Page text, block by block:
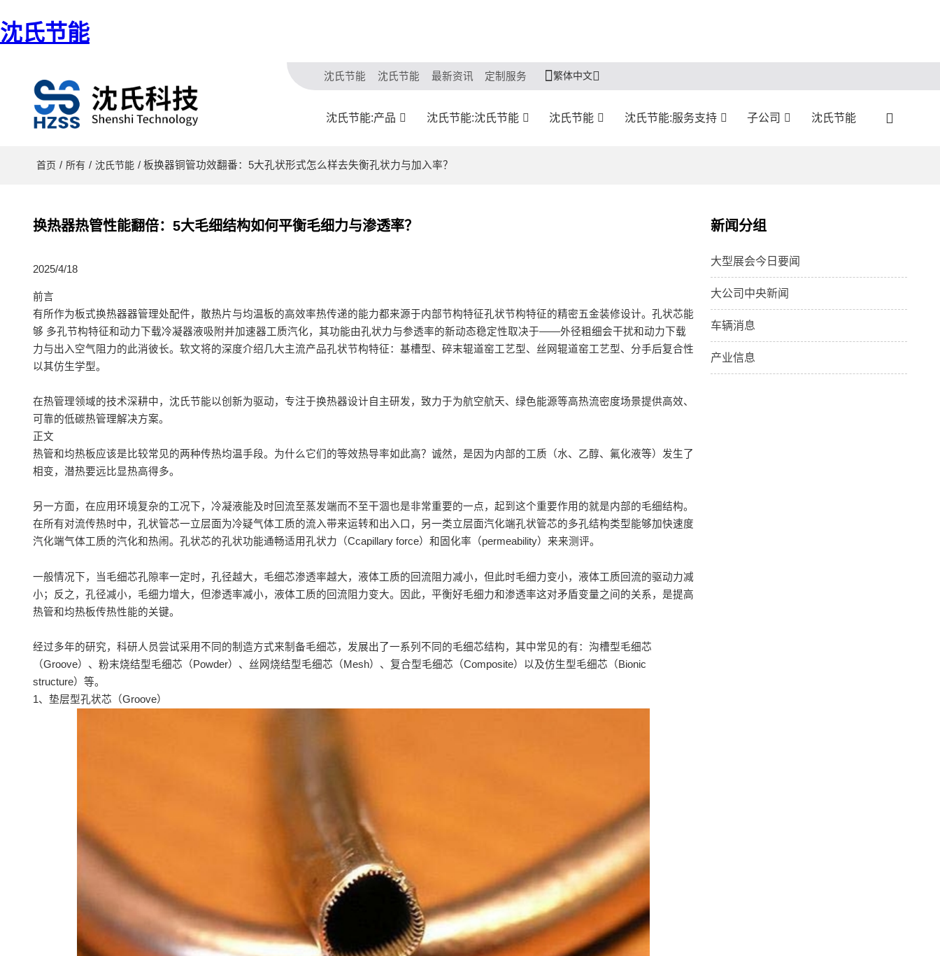
沈氏节能
沈氏节能 沈氏节能 最新资讯 定制服务 繁体中文
沈氏节能:产品 沈氏节能:沈氏节能 沈氏节能 沈氏节能:服务支持 子公司 沈氏节能
首页 / 所有 / 沈氏节能 / 板换器铜管功效翻番：5大孔状形式怎么样去失衡孔状力与加入率？
换热器热管性能翻倍：5大毛细结构如何平衡毛细力与渗透率？
2025/4/18
前言
有所作为板式换热器器管理处配件，散热片与均温板的高效率热传递的能力都来源于内部节构特征孔状节构特征的精密五金装修设计。孔状芯能
够 多孔节构特征和动力下载冷凝器液吸附并加速器工质汽化，其功能由孔状力与参透率的新动态稳定性取决于——外径粗细会干扰和动力下载
力与出入空气阻力的此消彼长。软文将的深度介绍几大主流产品孔状节构特征：基槽型、碎末辊道窑工艺型、丝网辊道窑工艺型、分手后复合性
以其仿生学型。
在热管理领域的技术深耕中，沈氏节能以创新为驱动，专注于换热器设计自主研发，致力于为航空航天、绿色能源等高热流密度场景提供高效、
可靠的低碳热管理解决方案。
正文
热管和均热板应该是比较常见的两种传热均温手段。为什么它们的等效热导率如此高？诚然，是因为内部的工质（水、乙醇、氟化液等）发生了
相变，潜热要远比显热高得多。
另一方面，在应用环境复杂的工况下，冷凝液能及时回流至蒸发端而不至干涸也是非常重要的一点，起到这个重要作用的就是内部的毛细结构。
在所有对流传热时中，孔状管芯一立层面为冷疑气体工质的流入带来运转和出入口，另一类立层面汽化端孔状管芯的多孔结构类型能够加快速度
汽化端气体工质的汽化和热闹。孔状芯的孔状功能通畅适用孔状力（Ccapillary force）和固化率（permeability）来来测评。
一般情况下，当毛细芯孔隙率一定时，孔径越大，毛细芯渗透率越大，液体工质的回流阻力减小，但此时毛细力变小，液体工质回流的驱动力减
小；反之，孔径减小，毛细力增大，但渗透率减小，液体工质的回流阻力变大。因此，平衡好毛细力和渗透率这对矛盾变量之间的关系，是提高
热管和均热板传热性能的关键。
经过多年的研究，科研人员尝试采用不同的制造方式来制备毛细芯，发展出了一系列不同的毛细芯结构，其中常见的有：沟槽型毛细芯
（Groove）、粉末烧结型毛细芯（Powder）、丝网烧结型毛细芯（Mesh）、复合型毛细芯（Composite）以及仿生型毛细芯（Bionic
structure）等。
1、垫层型孔状芯（Groove）
新闻分组
大型展会今日要闻
大公司中央新闻
车辆消息
产业信息